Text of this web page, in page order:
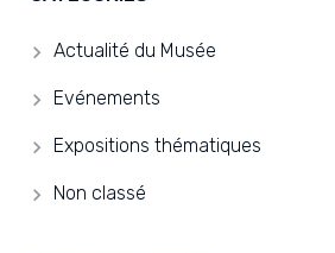
Actualité du Musée
Evénements
Expositions thématiques
Non classé